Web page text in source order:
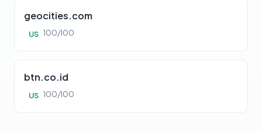
geocities.com
US 100/100
btn.co.id
US 100/100